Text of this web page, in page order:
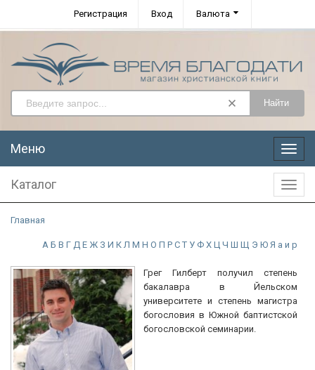
Регистрация Вход Валюта
Найти
Меню
Меню
Каталог
Главная
А Б В Г Д Е Ж З И К Л М Н О П Р С Т У Ф Х Ц Ч Ш Щ Э Ю Я а и р
Грег Гилберт получил степень
бакалавра в Йельском
университете и степень магистра
богословия в Южной баптистской
богословской семинарии.